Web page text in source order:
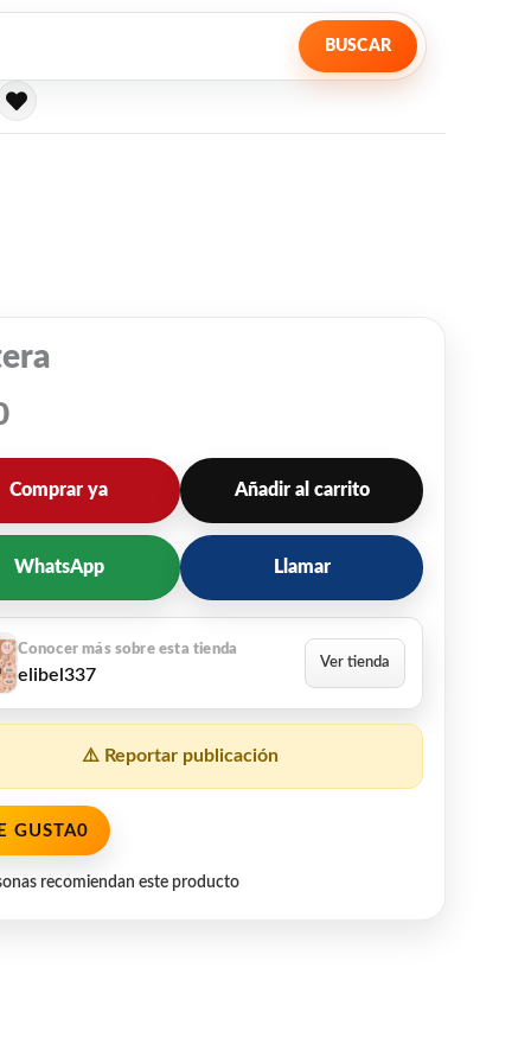
BUSCAR
Comprar ya Añadir al carrito
WhatsApp Llamar
elibel337
⚠️ Reportar publicación
GUSTA0
recomiendan este producto